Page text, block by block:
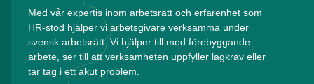
Med vår expertis inom arbetsrätt och erfarenhet som
HR-stöd hjälper vi arbetsgivare verksamma under
svensk arbetsrätt. Vi hjälper till med förebyggande
arbete, ser till att verksamheten uppfyller lagkrav eller
tar tag i ett akut problem.